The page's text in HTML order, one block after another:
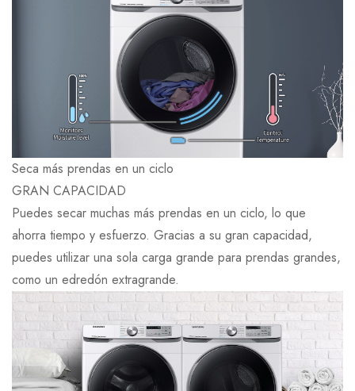
Seca más prendas en un ciclo
GRAN CAPACIDAD
Puedes secar muchas más prendas en un ciclo, lo que
ahorra tiempo y esfuerzo. Gracias a su gran capacidad,
puedes utilizar una sola carga grande para prendas grandes,
como un edredón extragrande.